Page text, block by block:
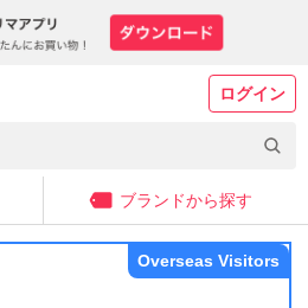
ログイン
ブランドから探す
Overseas Visitors